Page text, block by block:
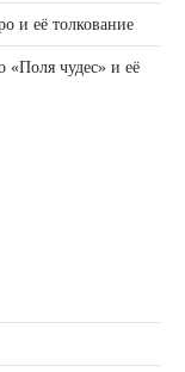
и её толкование
«Поля чудес» и её